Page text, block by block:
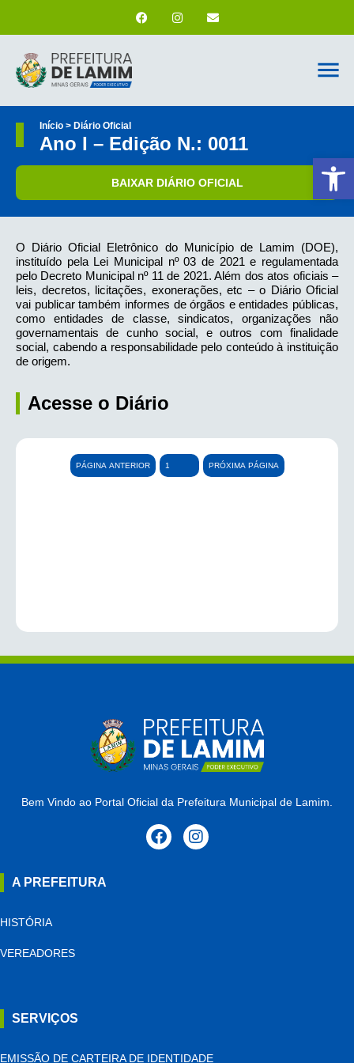
Início > Diário Oficial
Ano I – Edição N.: 0011
BAIXAR DIÁRIO OFICIAL
O Diário Oficial Eletrônico do Município de Lamim (DOE),
instituído pela Lei Municipal nº 03 de 2021 e regulamentada
pelo Decreto Municipal nº 11 de 2021. Além dos atos oficiais –
leis, decretos, licitações, exonerações, etc – o Diário Oficial
vai publicar também informes de órgãos e entidades públicas,
como entidades de classe, sindicatos, organizações não
governamentais de cunho social, e outros com finalidade
social, cabendo a responsabilidade pelo conteúdo à instituição
de origem.
Acesse o Diário
PÁGINA ANTERIOR PRÓXIMA PÁGINA
Bem Vindo ao Portal Oficial da Prefeitura Municipal de Lamim.
A PREFEITURA
HISTÓRIA
VEREADORES
SERVIÇOS
EMISSÃO DE CARTEIRA DE IDENTIDADE